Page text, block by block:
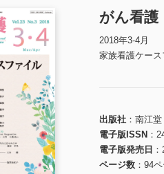
がん看護
2018年3-4月
家族看護ケー
出版社
南江堂
電子版ISSN
電子版発売日
ページ数
94